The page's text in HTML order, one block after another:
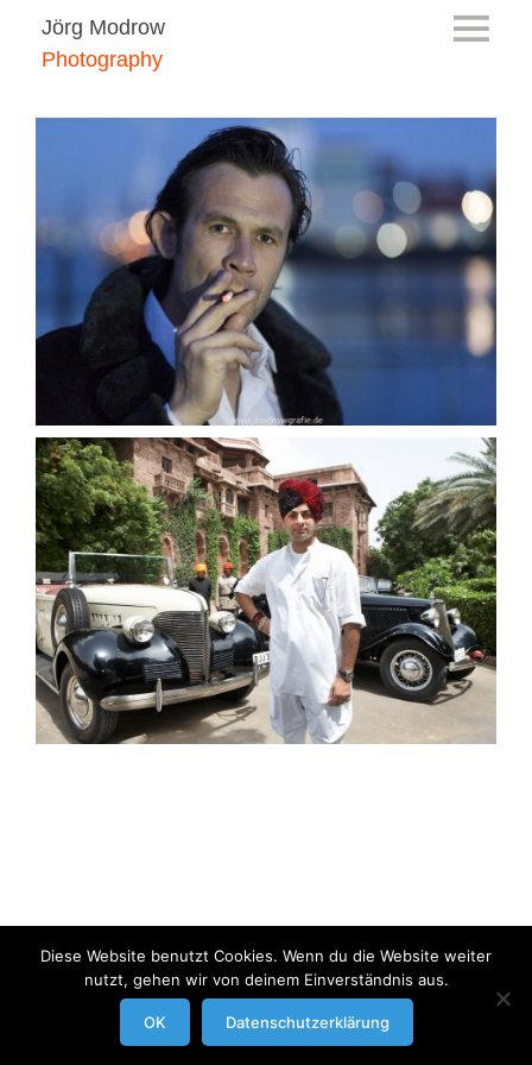
Jörg Modrow
Photography
modrowgrafie.de © 2023 | Impressum/Datenschutzerklaerung
Businessportraits
Diese Website benutzt Cookies. Wenn du die Website weiter
nutzt, gehen wir von deinem Einverständnis aus.
OK Datenschutzerklärung